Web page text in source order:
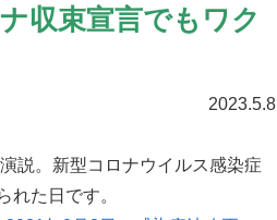
収束宣言でもワク
2023.5.8
説。新型コロナウイルス感染症
れた日です。